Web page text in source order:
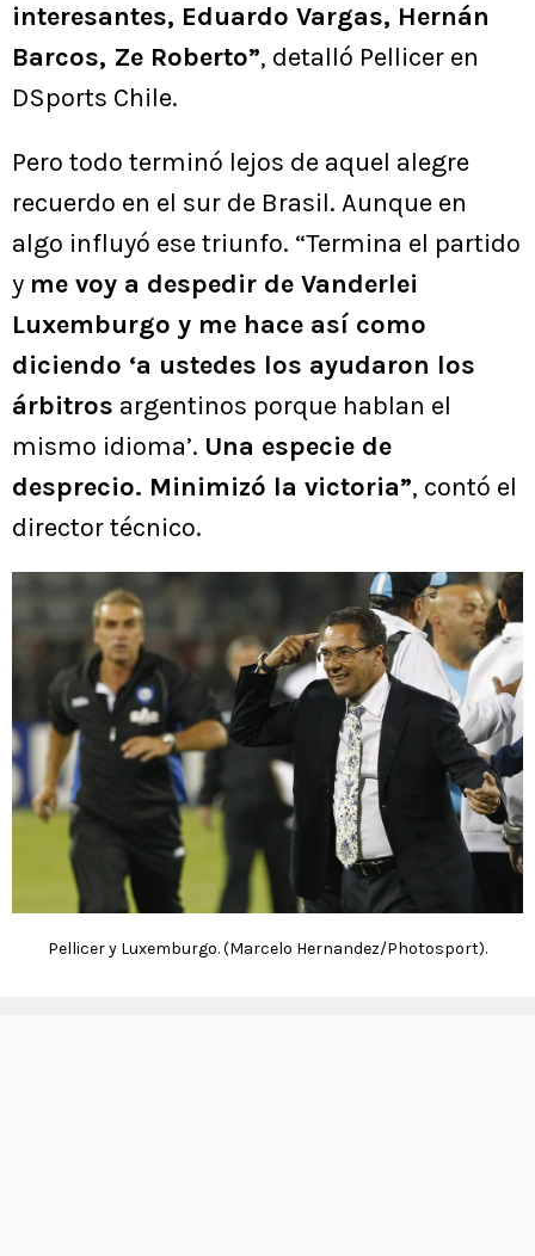
interesantes, Eduardo Vargas, Hernán
Barcos, Ze Roberto”, detalló Pellicer en
DSports Chile.
Pero todo terminó lejos de aquel alegre
recuerdo en el sur de Brasil. Aunque en
algo influyó ese triunfo. “Termina el partido
y me voy a despedir de Vanderlei
Luxemburgo y me hace así como
diciendo ‘a ustedes los ayudaron los
árbitros argentinos porque hablan el
mismo idioma’. Una especie de
desprecio. Minimizó la victoria”, contó el
director técnico.
Pellicer y Luxemburgo. (Marcelo Hernandez/Photosport).